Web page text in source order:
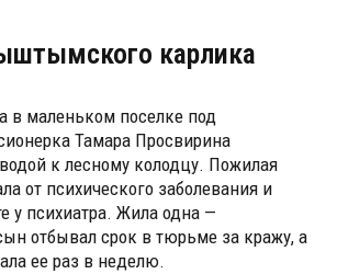
карлика
в маленьком поселке под
Тамара Просвирина
к лесному колодцу. Пожилая
от психического заболевания и
у психиатра. Жила одна —
отбывал срок в тюрьме за кражу, а
ее раз в неделю.